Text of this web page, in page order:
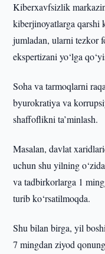
Kiberxavfsizlik
kiberjinoyatlarga qarshi
jumladan, ularni tezkor
ekspertizani yo‘lga
Soha va tarmoqlarni
byurokratiya va
shaffoflikni ta’minlash.
Masalan, davlat
uchun shu yilning
va tadbirkorlarga 1
turib ko‘rsatilmoqda.
Shu bilan birga, yil
7 mingdan ziyod